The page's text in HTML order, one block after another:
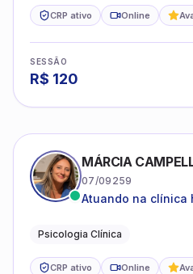
CRP ativo Online
SESSÃO
R$ 120
MÁRCIA
07/09259
Atuando na clínica
estruturas, com
Psicologia Clínica
CRP ativo Online